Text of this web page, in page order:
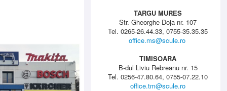
TARGU MURES
Str. Gheorghe Doja nr. 107
Tel. 0265-26.44.33, 0755-35.35.35
office.ms@scule.ro
TIMISOARA
B-dul Liviu Rebreanu nr. 15
Tel. 0256-47.80.64, 0755-07.22.10
office.tm@scule.ro